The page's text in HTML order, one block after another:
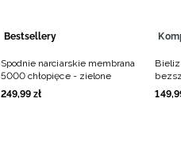
Bestsellery
Spodnie narciarskie membrana
5000 chłopięce - zielone
249,99 zł
-
149,